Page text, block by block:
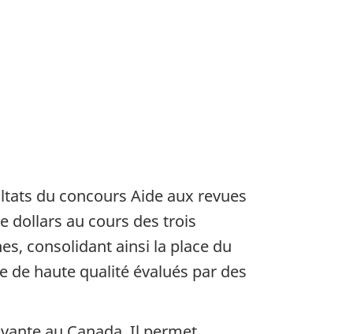
du concours Aide aux revues
dollars au cours des trois
consolidant ainsi la place du
de haute qualité évalués par des